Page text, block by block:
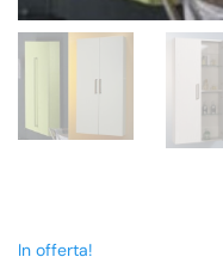
In offerta!